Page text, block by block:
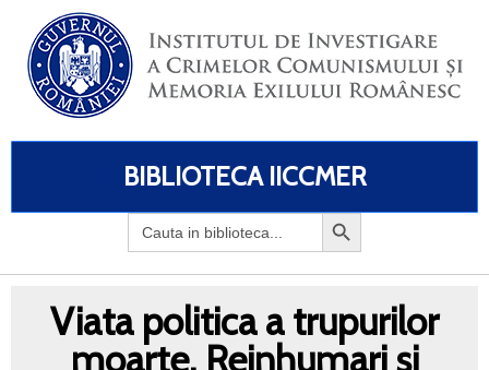
BIBLIOTECA IICCMER
Search
for:
Viata politica a trupurilor
moarte. Reinhumari si